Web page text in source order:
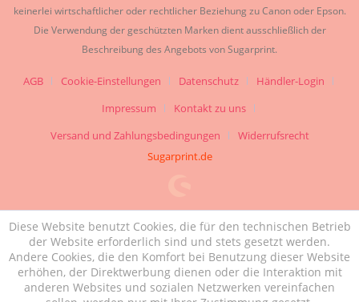
keinerlei wirtschaftlicher oder rechtlicher Beziehung zu Canon oder Epson.
Die Verwendung der geschützten Marken dient ausschließlich der
Beschreibung des Angebots von Sugarprint.
AGB Cookie-Einstellungen Datenschutz
Händler-Login
Impressum
Kontakt zu uns
Versand und Zahlungsbedingungen
Widerrufsrecht
Sugarprint.de
Diese Website benutzt Cookies, die für den technischen Betrieb
der Website erforderlich sind und stets gesetzt werden.
Andere Cookies, die den Komfort bei Benutzung dieser Website
erhöhen, der Direktwerbung dienen oder die Interaktion mit
anderen Websites und sozialen Netzwerken vereinfachen